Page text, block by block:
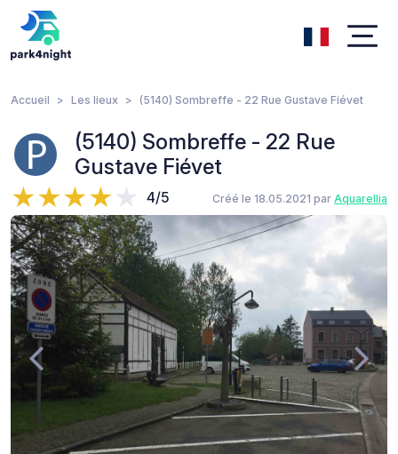
Accueil Les lieux (5140) Sombreffe - 22 Rue Gustave Fiévet
(5140) Sombreffe - 22 Rue
Gustave Fiévet
4/5 Créé le 18.05.2021 par Aquarellia